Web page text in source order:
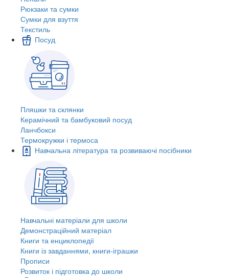
Рюкзаки та сумки
Сумки для взуття
Текстиль
Посуд
Пляшки та склянки
Керамічний та бамбуковий посуд
Ланчбокси
Термокружки і термоса
Навчальна література та розвиваючі посібники
Навчальні матеріали для школи
Демонстраційний матеріал
Книги та енциклопедії
Книги із завданнями, книги-іграшки
Прописи
Розвиток і підготовка до школи